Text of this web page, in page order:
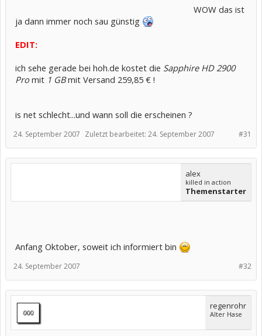
8800GTS
Größe
anzuzeigen.
WOW das ist
ja dann immer noch sau günstig
EDIT:
ich sehe gerade bei hoh.de kostet die Sapphire HD 2900
Promit 1 GBmit Versand 259,85 € !
is net schlecht...und wann soll die erscheinen ?
#31
24. September 2007 Zuletzt bearbeitet: 24. September 2007
alex
killed in action
Themenstarter
Anfang Oktober, soweit ich informiert bin
#32
24. September 2007
regenrohr
Alter Hase